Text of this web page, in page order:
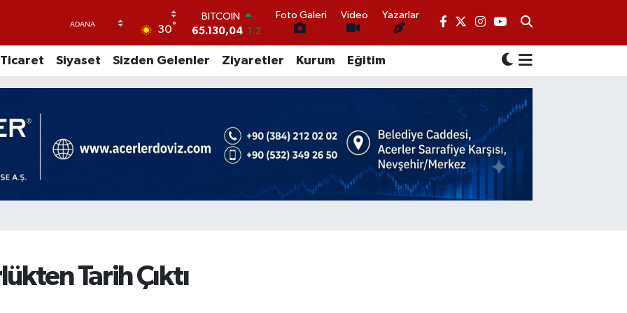
30°
DOLAR
47,7106 0.17
EURO
55,1652 0.27
64,4046 0.35
BİST100
13.773 -19
BITCOIN
Foto Galeri Video Yazarlar
Ticaret Siyaset Sizden Gelenler Ziyaretler Kurum Eğitim
Tarih Çıktı